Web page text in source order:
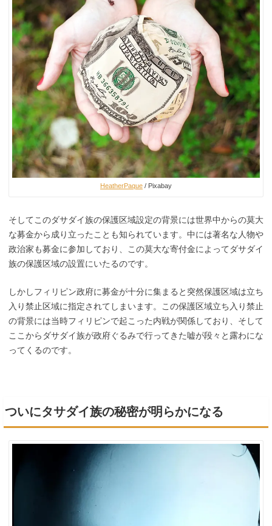
HeatherPaque / Pixabay
そしてこのダサダイ族の保護区域設定の背景には世界中からの莫大
な募金から成り立ったことも知られています。中には著名な人物や
政治家も募金に参加しており、この莫大な寄付金によってダサダイ
族の保護区域の設置にいたるのです。
しかしフィリピン政府に募金が十分に集まると突然保護区域は立ち
入り禁止区域に指定されてしまいます。この保護区域立ち入り禁止
の背景には当時フィリピンで起こった内戦が関係しており、そして
ここからダサダイ族が政府ぐるみで行ってきた嘘が段々と露わにな
ってくるのです。
ついにタサダイ族の秘密が明らかになる